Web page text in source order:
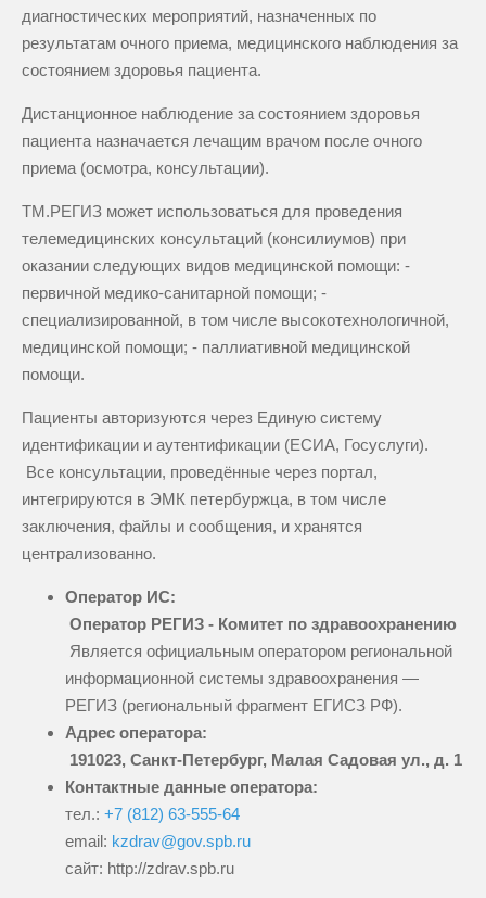
диагностических мероприятий, назначенных по
результатам очного приема, медицинского наблюдения за
состоянием здоровья пациента.
Дистанционное наблюдение за состоянием здоровья
пациента назначается лечащим врачом после очного
приема (осмотра, консультации).
ТМ.РЕГИЗ может использоваться для проведения
телемедицинских консультаций (консилиумов) при
оказании следующих видов медицинской помощи: -
первичной медико-санитарной помощи; -
специализированной, в том числе высокотехнологичной,
медицинской помощи; - паллиативной медицинской
помощи.
Пациенты авторизуются через Единую систему
идентификации и аутентификации (ЕСИА, Госуслуги).
Все консультации, проведённые через портал,
интегрируются в ЭМК петербуржца, в том числе
заключения, файлы и сообщения, и хранятся
централизованно.
Оператор ИС:
Оператор РЕГИЗ - Комитет по здравоохранению
Является официальным оператором региональной
информационной системы здравоохранения —
РЕГИЗ (региональный фрагмент ЕГИСЗ РФ).
Адрес оператора:
191023, Санкт-Петербург, Малая Садовая ул., д. 1
Контактные данные оператора:
тел.: +7 (812) 63-555-64
email: kzdrav@gov.spb.ru
сайт: http://zdrav.spb.ru